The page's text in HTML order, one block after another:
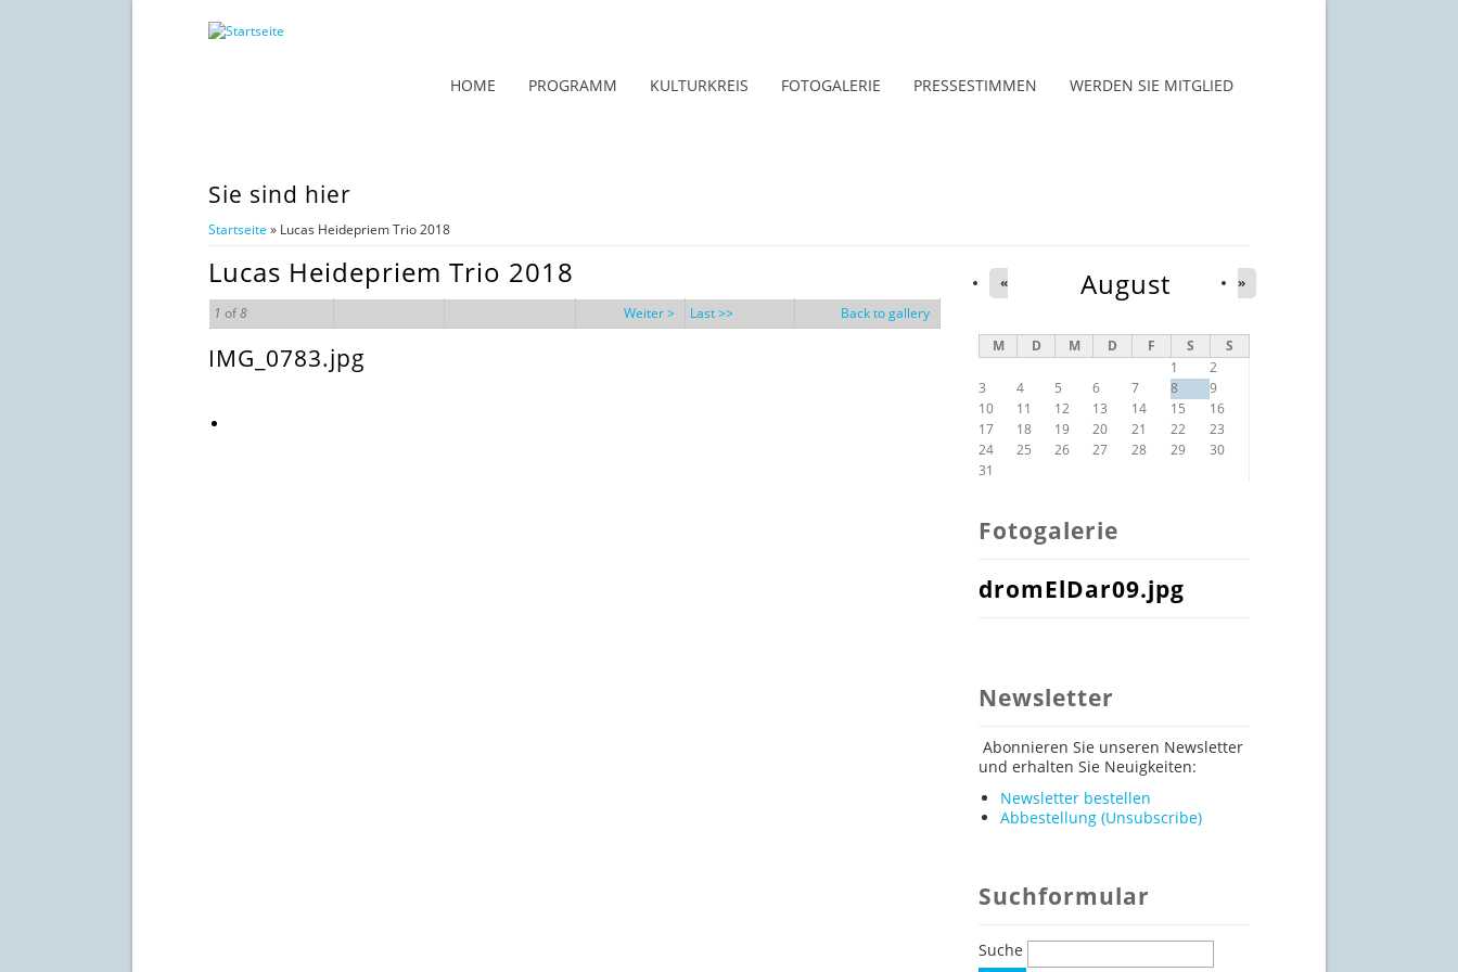
HOME PROGRAMM KULTURKREIS FOTOGALERIE PRESSESTIMMEN WERDEN SIE MITGLIED
Sie sind hier
Startseite » Lucas Heidepriem Trio 2018
Lucas Heidepriem Trio 2018
1 of8 Weiter > Last >> Back to gallery
IMG_0783.jpg
August
« »
M D M D F S
S
1
2
3
4 5 6 7 8
9
10
11 12 13 14 15
16
17
18 19 20 21 22
23
24
25 26 27 28 29
30
31
Fotogalerie
dromElDar09.jpg
Newsletter
Abonnieren Sie unseren Newsletter
und erhalten Sie Neuigkeiten:
Newsletter bestellen
Abbestellung (Unsubscribe)
Suchformular
Suche